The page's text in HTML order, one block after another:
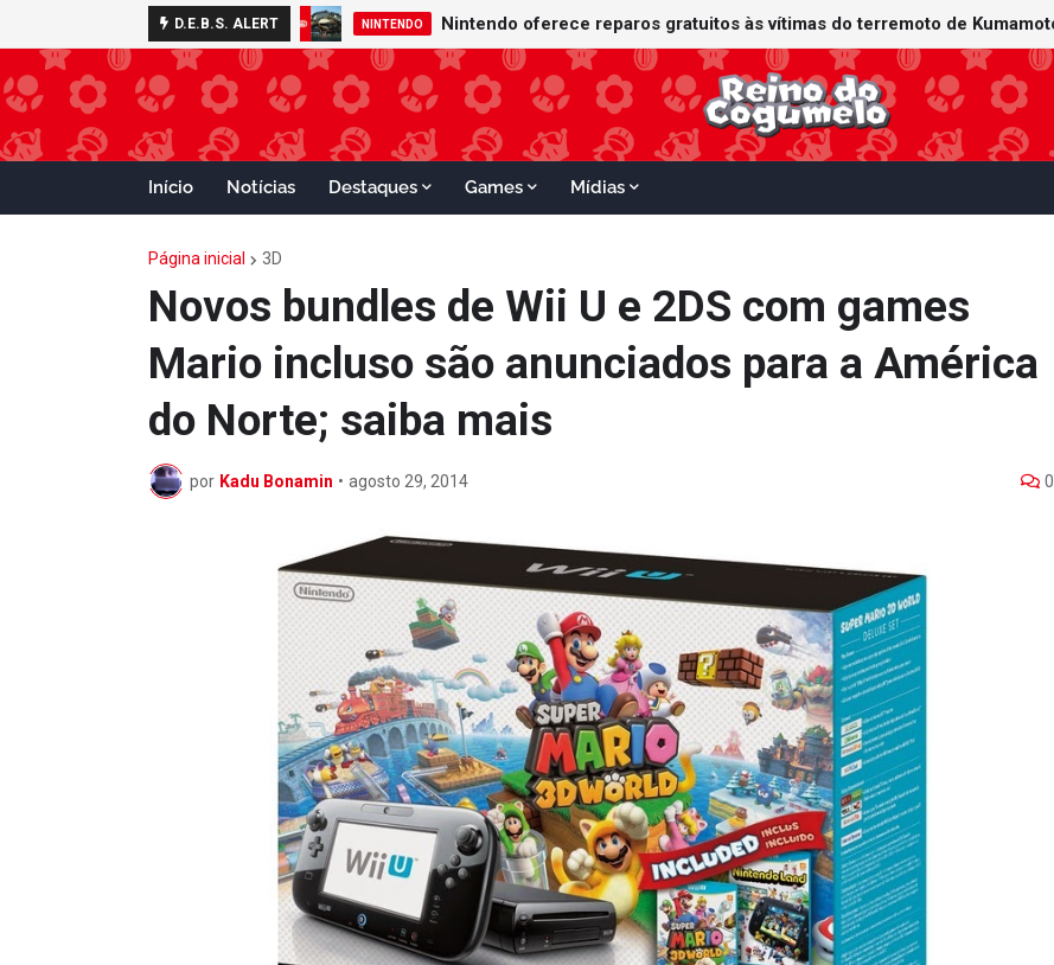
D.E.B.S. ALERT NINTENDO
Início Notícias Destaques Games Mídias
Página inicial 3D
Novos bundles de Wii U e 2DS com games
Mario incluso são anunciados para a América
do Norte; saiba mais
por Kadu Bonamin • agosto 29, 2014 0